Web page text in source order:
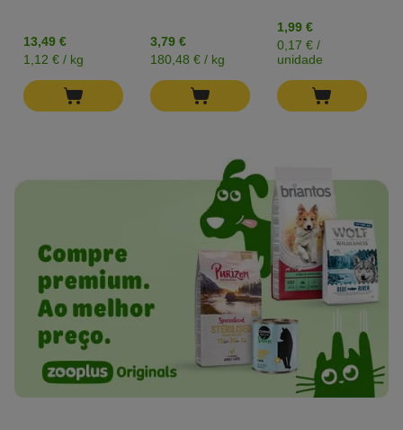
13,49 €
1,12 € / kg
3,79 €
180,48 € / kg
1,99 €
0,17 € /
unidade